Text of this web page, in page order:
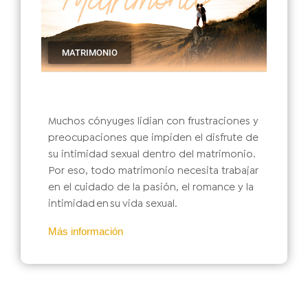
MATRIMONIO
Muchos cónyuges lidian con frustraciones y
preocupaciones que impiden el disfrute de
su intimidad sexual dentro del matrimonio.
Por eso, todo matrimonio necesita trabajar
en el cuidado de la pasión, el romance y la
intimidad en su vida sexual.
Más información